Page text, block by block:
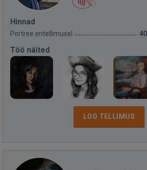
Hinnad
Portree eritellimusel
Töö näited
LOO TELLIMUS